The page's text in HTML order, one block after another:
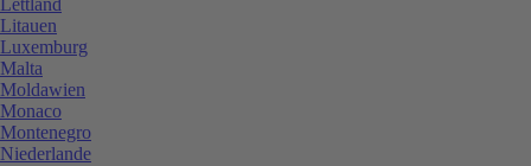
Litauen
Luxemburg
Malta
Moldawien
Monaco
Montenegro
Niederlande